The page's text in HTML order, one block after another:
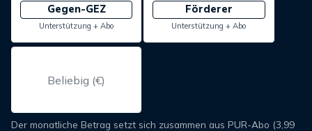
Gegen-GEZ
Unterstützung + Abo
Förderer
Unterstützung + Abo
Der monatliche Betrag setzt sich zusammen aus PUR-Abo (3,99